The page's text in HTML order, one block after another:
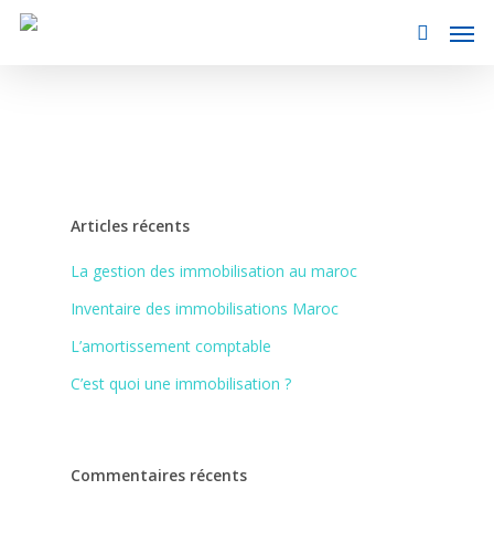
Articles récents
La gestion des immobilisation au maroc
Inventaire des immobilisations Maroc
L’amortissement comptable
C’est quoi une immobilisation ?
Commentaires récents